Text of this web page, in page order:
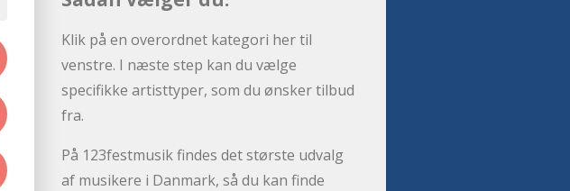
Klik på en overordnet kategori her til
venstre. I næste step kan du vælge
specifikke artisttyper, som du ønsker tilbud
fra.
På 123festmusik findes det største udvalg
af musikere i Danmark, så du kan finde